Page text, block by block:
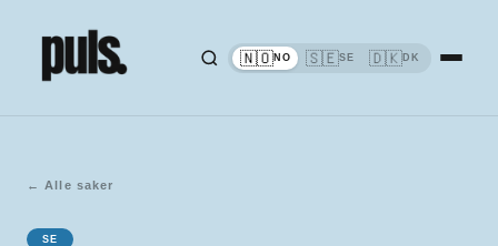
🇳🇴NO 🇸🇪SE 🇩🇰DK
← Alle saker
SE